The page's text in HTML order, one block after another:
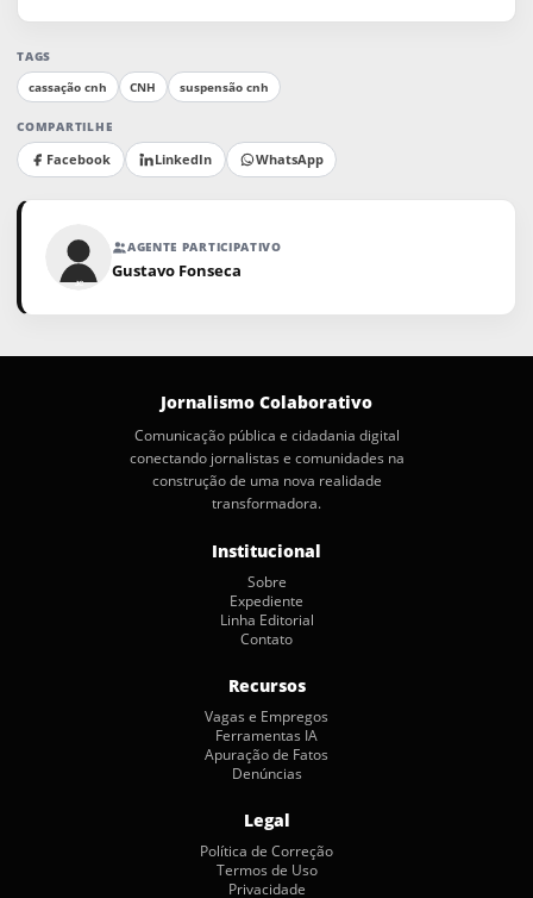
TAGS
cassação cnh
CNH suspensão cnh
COMPARTILHE
Facebook LinkedIn WhatsApp
AGENTE PARTICIPATIVO
Gustavo Fonseca
Jornalismo Colaborativo
Comunicação pública e cidadania digital
conectando jornalistas e comunidades na
construção de uma nova realidade
transformadora.
Institucional
Sobre
Expediente
Linha Editorial
Contato
Recursos
Vagas e Empregos
Ferramentas IA
Apuração de Fatos
Denúncias
Legal
Política de Correção
Termos de Uso
Privacidade